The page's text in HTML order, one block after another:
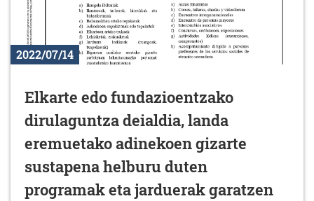
2022/07/14
Elkarte edo fundazioentzako
dirulaguntza deialdia, landa
eremuetako adinekoen gizarte
sustapena helburu duten
programak eta jarduerak garatzen